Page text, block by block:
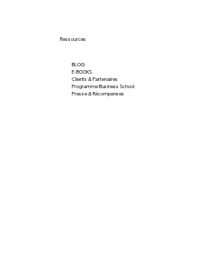
Ressources
BLOG
E-BOOKS
Clients & Partenaires
Programme Business School
Presse & Récompenses